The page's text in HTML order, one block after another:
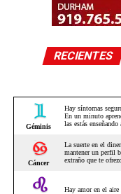
RECIENTES